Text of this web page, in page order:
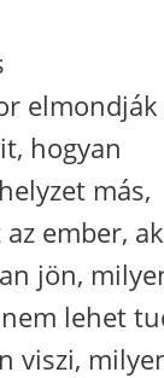
elmondják
hogyan
más,
ember,
jön,
lehet
viszi,